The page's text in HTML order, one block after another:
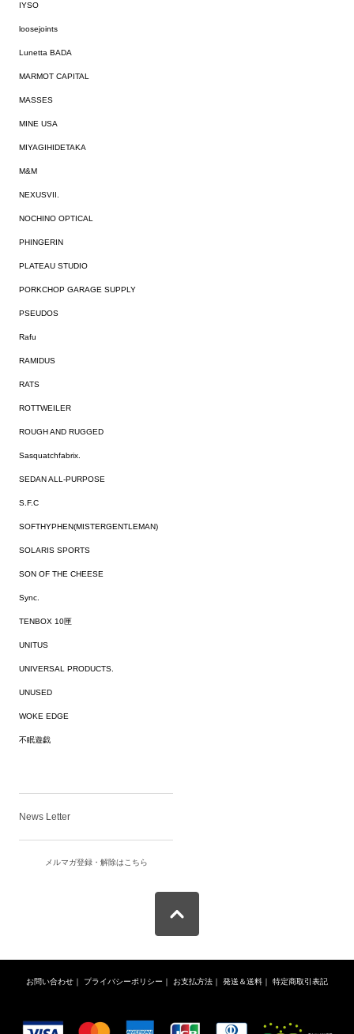
IYSO
loosejoints
Lunetta BADA
MARMOT CAPITAL
MASSES
MINE USA
MIYAGIHIDETAKA
M&M
NEXUSVII.
NOCHINO OPTICAL
PHINGERIN
PLATEAU STUDIO
PORKCHOP GARAGE SUPPLY
PSEUDOS
Rafu
RAMIDUS
RATS
ROTTWEILER
ROUGH AND RUGGED
Sasquatchfabrix.
SEDAN ALL-PURPOSE
S.F.C
SOFTHYPHEN(MISTERGENTLEMAN)
SOLARIS SPORTS
SON OF THE CHEESE
Sync.
TENBOX 10匣
UNITUS
UNIVERSAL PRODUCTS.
UNUSED
WOKE EDGE
不眠遊戯
News Letter
メルマガ登録・解除はこちら
お問い合わせ ｜ プライバシーポリシー ｜ お支払方法 ｜ 発送＆送料 ｜ 特定商取引表記